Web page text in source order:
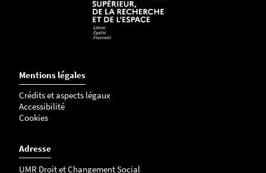
Mentions légales
Crédits et aspects légaux
Accessibilité
Cookies
Adresse
UMR Droit et Changement Social